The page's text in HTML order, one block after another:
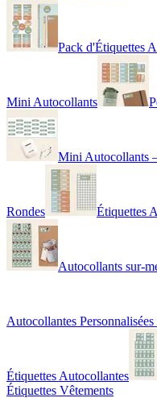
Pack d'Étiquettes
Mini Autocollants
Mini Autocollants
Rondes Étiquettes
Autocollants sur-
Autocollantes Personnalisées
Étiquettes Autocollantes
Étiquettes Vêtements